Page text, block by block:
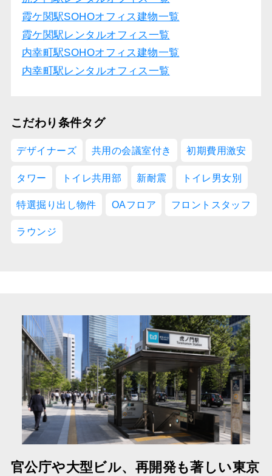
霞ケ関駅SOHOオフィス建物一覧
霞ケ関駅レンタルオフィス一覧
内幸町駅SOHOオフィス建物一覧
内幸町駅レンタルオフィス一覧
こだわり条件タグ
デザイナーズ 共用の会議室付き 初期費用激安
タワー トイレ共用部 新耐震 トイレ男女別
特選掘り出し物件 OAフロア フロントスタッフ
ラウンジ
官公庁や大型ビル、再開発も著しい東京